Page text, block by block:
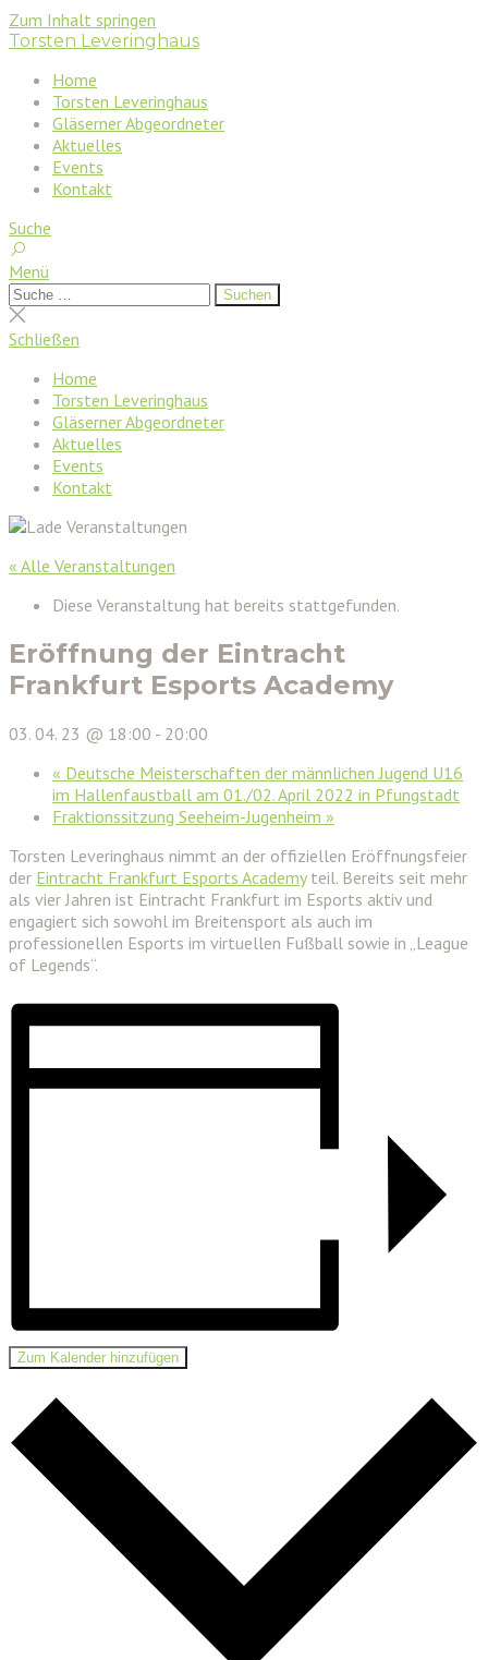
Zum Inhalt springen
Torsten Leveringhaus
Home
Torsten Leveringhaus
Gläserner Abgeordneter
Aktuelles
Events
Kontakt
Suche
Menü
Suchen
nach:
Suchen
Suche
schließen
Schließen
Home
Torsten Leveringhaus
Gläserner Abgeordneter
Aktuelles
Events
Kontakt
« Alle Veranstaltungen
Diese Veranstaltung hat bereits stattgefunden.
Eröffnung der Eintracht
Frankfurt Esports Academy
03. 04. 23 @ 18:00 - 20:00
« Deutsche Meisterschaften der männlichen Jugend U16
im Hallenfaustball am 01./02. April 2022 in Pfungstadt
Fraktionssitzung Seeheim-Jugenheim »
Torsten Leveringhaus nimmt an der offiziellen Eröffnungsfeier
der Eintracht Frankfurt Esports Academyteil. Bereits seit mehr
als vier Jahren ist Eintracht Frankfurt im Esports aktiv und
engagiert sich sowohl im Breitensport als auch im
professionellen Esports im virtuellen Fußball sowie in „League
of Legends“.
Zum Kalender hinzufügen